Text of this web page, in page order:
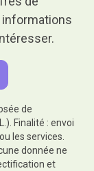
de
Finalité : envoi
les services.
donnée ne
et